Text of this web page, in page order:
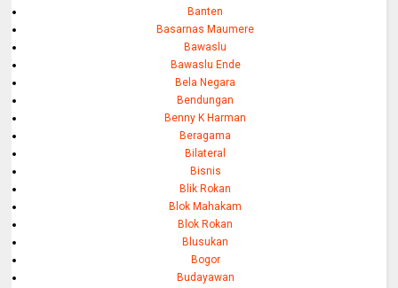
Banten
Basarnas Maumere
Bawaslu
Bawaslu Ende
Bela Negara
Bendungan
Benny K Harman
Beragama
Bilateral
Bisnis
Blik Rokan
Blok Mahakam
Blok Rokan
Blusukan
Bogor
Budayawan